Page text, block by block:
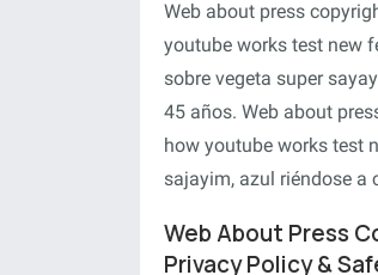
Web about press
youtube works test new
sobre vegeta super
45 años. Web about
how youtube works test
sajayim, azul riéndose a
Web About Press
Privacy Policy &